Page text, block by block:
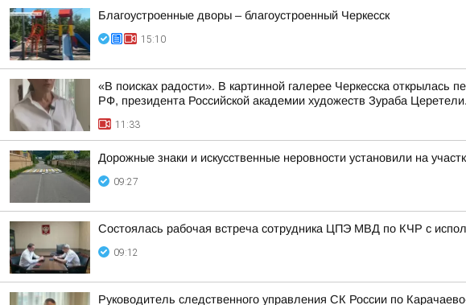
Благоустроенные дворы – благоустроенный Черкесск
15:10
«В поисках радости». В картинной галерее Черкесска
РФ, президента Российской академии художеств Зураба
11:33
Дорожные знаки и искусственные неровности установили на
09:27
Состоялась рабочая встреча сотрудника ЦПЭ МВД по КЧР с
09:12
Руководитель следственного управления СК России по